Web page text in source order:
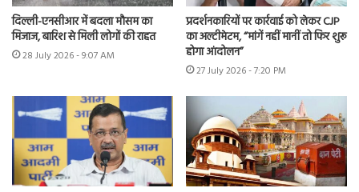
दिल्ली-एनसीआर में बदला मौसम का
मिजाज, बारिश से मिली लोगों की राहत
28 July 2026 - 9:07 AM
प्रदर्शनकारियों पर कार्रवाई को लेकर CJP
का अल्टीमेटम, “मांगें नहीं मानीं तो फिर शुरू
होगा आंदोलन”
27 July 2026 - 7:20 PM